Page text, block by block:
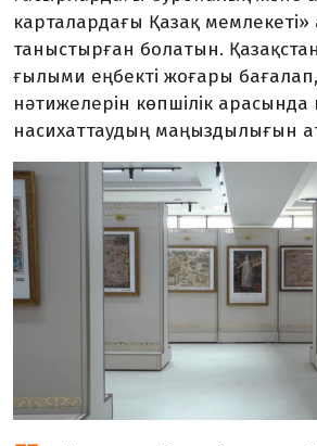
карталардағы Қазақ мемлекеті»
таныстырған болатын.
ғылыми еңбекті жоғары
нәтижелерін көпшілік арасында
насихаттаудың маңыздылығын